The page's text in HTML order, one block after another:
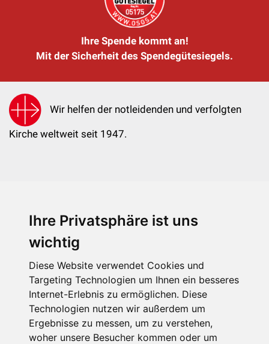
Ihre Privatsphäre ist uns
wichtig
Diese Website verwendet Cookies und
Targeting Technologien um Ihnen ein besseres
Internet-Erlebnis zu ermöglichen. Diese
Technologien nutzen wir außerdem um
Ergebnisse zu messen, um zu verstehen,
woher unsere Besucher kommen oder um
Ihre Spende kommt an!
Mit der Sicherheit des Spendegütesiegels.
Wir helfen der notleidenden und verfolgten
Kirche weltweit seit 1947.
KIRCHE IN NOT - Österreich
kin@kircheinnot.at
KIN weltweit